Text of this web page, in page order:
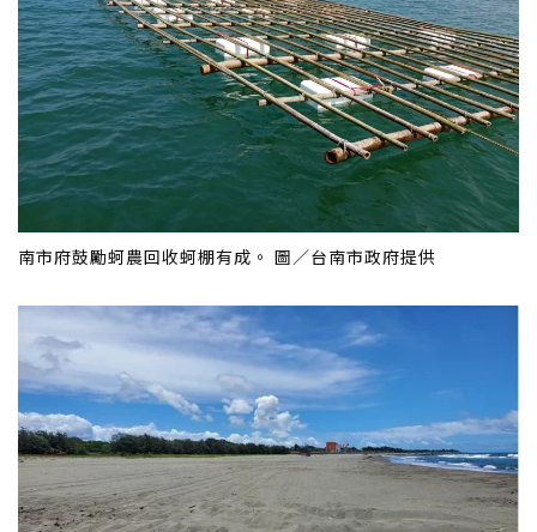
南市府鼓勵蚵農回收蚵棚有成。 圖／台南市政府提供